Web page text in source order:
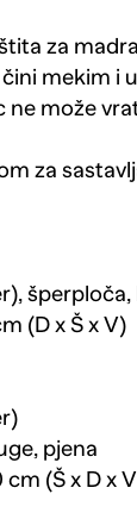
za
mekim i
može
za
(D x Š x V)
pjena
(Š x D x